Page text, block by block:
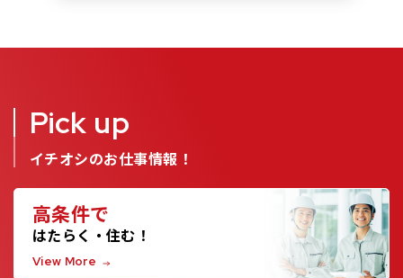
Pick up
イチオシのお仕事情報！
高条件で
はたらく・住む！
View More